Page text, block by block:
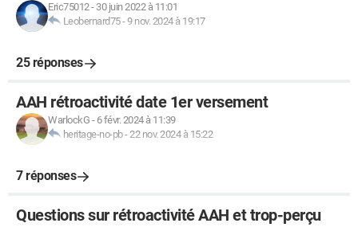
Eric75012- 30 juin 2022 à 11:01
Leobernard75-9 nov. 2024 à 19:17
25 réponses
AAH rétroactivité date 1er versement
WarlockG - 6 févr. 2024 à 11:39
heritage-no-pb-22 nov. 2024 à 15:22
7 réponses
Questions sur rétroactivité AAH et trop-perçu